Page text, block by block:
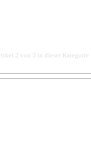
2 von 3 in dieser Kategorie